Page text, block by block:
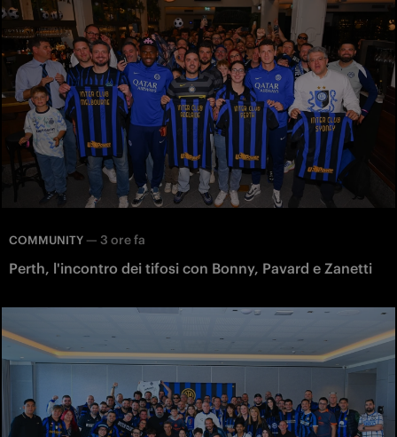
COMMUNITY — 3 ore fa
Perth, l'incontro dei tifosi con Bonny, Pavard e Zanetti